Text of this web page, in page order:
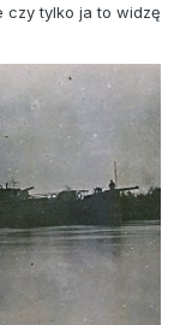
czy tylko ja to widzę